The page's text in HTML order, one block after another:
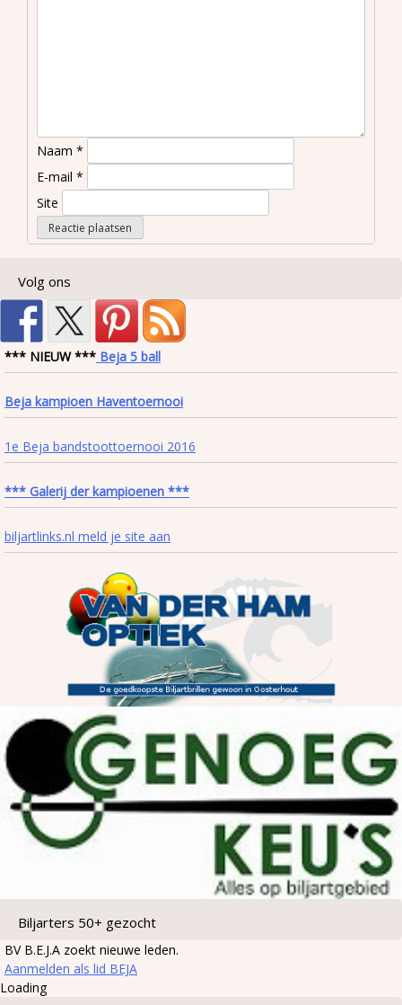
Naam *
E-mail *
Site
Volg ons
*** NIEUW *** Beja 5 ball
Beja kampioen Haventoernooi
1e Beja bandstoottoernooi 2016
*** Galerij der kampioenen ***
biljartlinks.nl meld je site aan
Biljarters 50+ gezocht
BV B.E.J.A zoekt nieuwe leden.
Aanmelden als lid BEJA
Loading